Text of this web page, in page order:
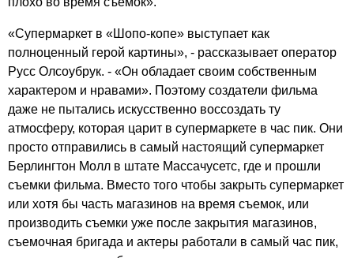
«Супермаркет в «Шопо-копе» выступает как
полноценный герой картины», - рассказывает оператор
Русс Олсоубрук. - «Он обладает своим собственным
характером и нравами». Поэтому создатели фильма
даже не пытались искусственно воссоздать ту
атмосферу, которая царит в супермаркете в час пик. Они
просто отправились в самый настоящий супермаркет
Берлингтон Молл в штате Массачусетс, где и прошли
съемки фильма. Вместо того чтобы закрыть супермаркет
или хотя бы часть магазинов на время съемок, или
производить съемки уже после закрытия магазинов,
съемочная бригада и актеры работали в самый час пик,